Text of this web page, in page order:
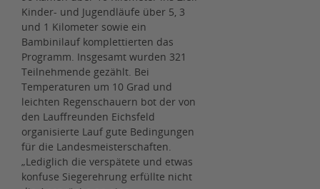
Kinder- und Jugendläufe über 5, 3
und 1 Kilometer sowie ein
Bambinilauf komplettierten das
Programm. Insgesamt wurden 321
Teilnehmende gezählt. Bei
Temperaturen um 10 Grad und
leichten Regenschauern bot der von
den Lauffreunden Eichsfeld
organisierte Lauf gute Bedingungen
für die Landesmeisterschaften.
„Lediglich die verspätete und etwas
konfuse Siegerehrung erfüllte nicht